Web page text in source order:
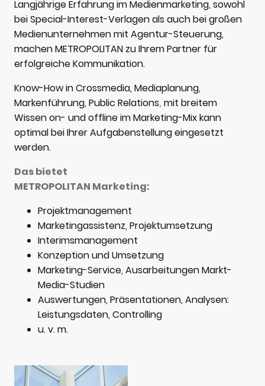
Langjährige Erfahrung im Medienmarketing, sowohl
bei Special-Interest-Verlagen als auch bei großen
Medienunternehmen mit Agentur-Steuerung,
machen METROPOLITAN zu Ihrem Partner für
erfolgreiche Kommunikation.
Know-How in Crossmedia, Mediaplanung,
Markenführung, Public Relations mit breitem
Wissen on- und offline im Marketing-Mix kann
optimal bei Ihrer Aufgabenstellung eingesetzt
werden.
Das bietet
METROPOLITAN Marketing:
Projektmanagement
Marketingassistenz, Projektumsetzung
Interimsmanagement
Konzeption und Umsetzung
Marketing-Service, Ausarbeitungen Markt-
Media-Studien
Auswertungen, Präsentationen, Analysen:
Leistungsdaten, Controlling
u. v. m.